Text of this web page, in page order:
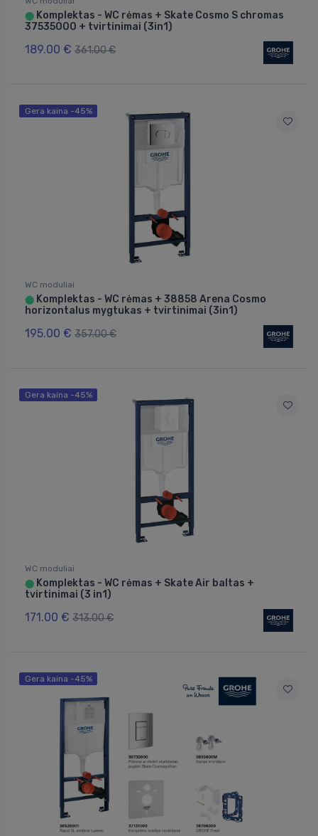
⬤ Komplektas - WC rėmas + Skate Cosmo S chromas
37535000 + tvirtinimai (3in1)
189.00 € 361.00 €
Gera kaina -45%
WC moduliai
⬤ Komplektas - WC rėmas + 38858 Arena Cosmo
horizontalus mygtukas + tvirtinimai (3in1)
195.00 € 357.00 €
Gera kaina -45%
WC moduliai
⬤ Komplektas - WC rėmas + Skate Air baltas +
tvirtinimai (3 in1)
171.00 € 313.00 €
Gera kaina -45%